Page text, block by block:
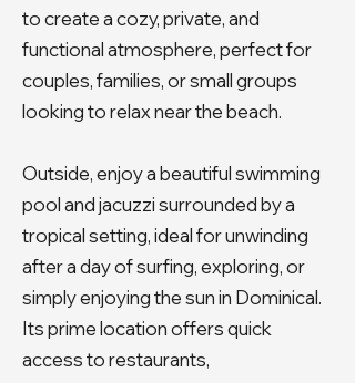
to create a cozy, private, and
functional atmosphere, perfect for
couples, families, or small groups
looking to relax near the beach.
Outside, enjoy a beautiful swimming
pool and jacuzzi surrounded by a
tropical setting, ideal for unwinding
after a day of surfing, exploring, or
simply enjoying the sun in Dominical.
Its prime location offers quick
access to restaurants,